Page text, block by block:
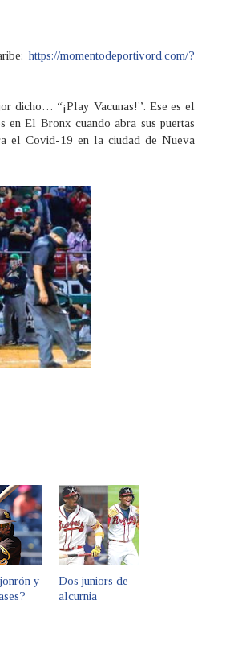
https://momentodeportivord.com/?
dicho… “¡Play Vacunas!”. Ese es el
en El Bronx cuando abra sus puertas
el Covid-19 en la ciudad de Nueva
y
Dos juniors de
alcurnia